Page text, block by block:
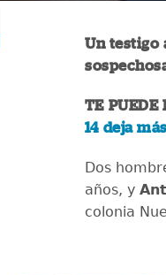
Un testigo
TE PUEDE
14 deja
Dos
años, y
colonia